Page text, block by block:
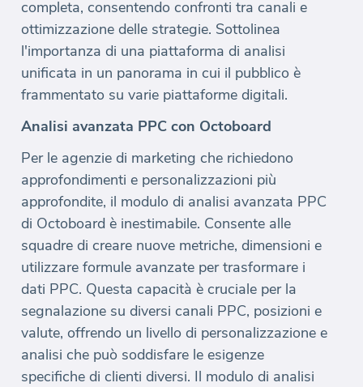
completa, consentendo confronti tra canali e
ottimizzazione delle strategie. Sottolinea
l'importanza di una piattaforma di analisi
unificata in un panorama in cui il pubblico è
frammentato su varie piattaforme digitali.
Analisi avanzata PPC con Octoboard
Per le agenzie di marketing che richiedono
approfondimenti e personalizzazioni più
approfondite, il modulo di analisi avanzata PPC
di Octoboard è inestimabile. Consente alle
squadre di creare nuove metriche, dimensioni e
utilizzare formule avanzate per trasformare i
dati PPC. Questa capacità è cruciale per la
segnalazione su diversi canali PPC, posizioni e
valute, offrendo un livello di personalizzazione e
analisi che può soddisfare le esigenze
specifiche di clienti diversi. Il modulo di analisi